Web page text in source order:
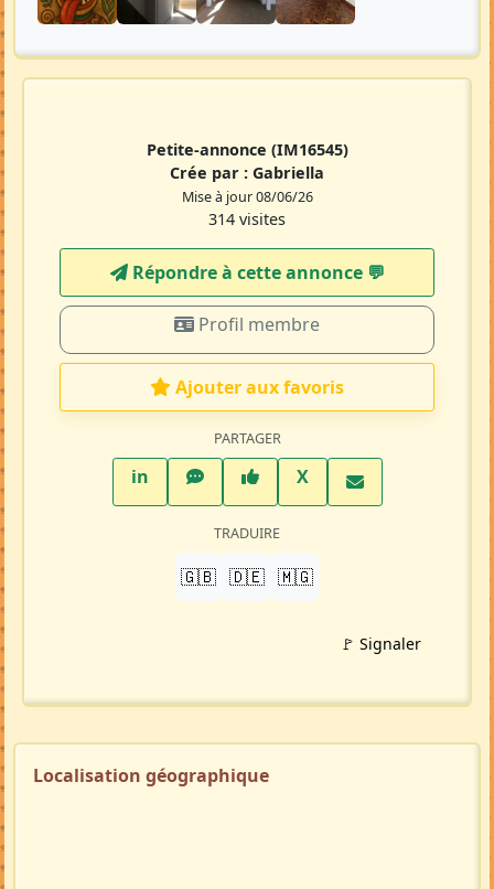
Petite-annonce (IM16545)
Crée par : Gabriella
Mise à jour 08/06/26
314 visites
Répondre à cette annonce 💬​
Profil membre
Ajouter aux favoris
PARTAGER
inLinkedInWhatsAppFacebook
XTwitter X
TRADUIRE
🇬🇧 🇩🇪 🇲🇬
🚩 Signaler
Localisation géographique